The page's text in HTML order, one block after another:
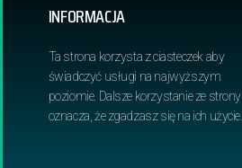
Dostawa i płatność
Obowiązek informacyjny RODO
INFORMACJA
Ta strona korzysta z ciasteczek aby
świadczyć usługi na najwyższym
poziomie. Dalsze korzystanie ze strony
oznacza, że zgadzasz się na ich użycie.